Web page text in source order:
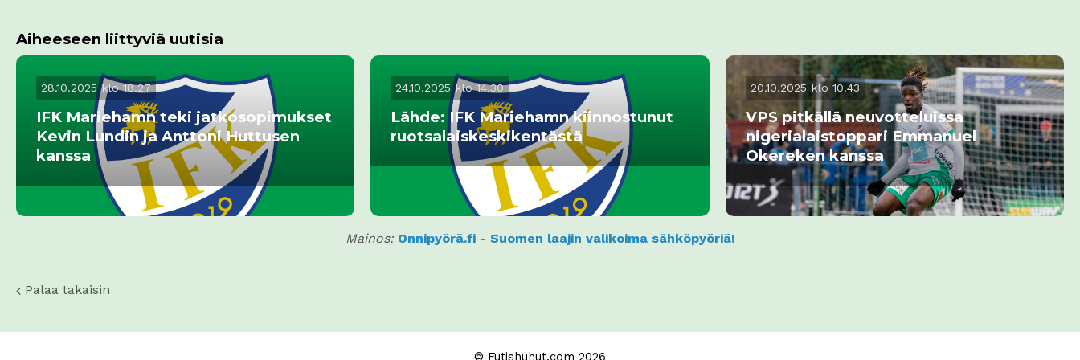
Aiheeseen liittyviä uutisia
28.10.2025 klo 18.27
IFK Mariehamn teki jatkosopimukset
Kevin Lundin ja Anttoni Huttusen
kanssa
24.10.2025 klo 14.30
Lähde: IFK Mariehamn kiinnostunut
ruotsalaiskeskikentästä
20.10.2025 klo 10.43
VPS pitkällä neuvotteluissa
nigerialaistoppari Emmanuel
Okereken kanssa
Mainos: Onnipyörä.fi - Suomen laajin valikoima sähköpyöriä!
Palaa takaisin